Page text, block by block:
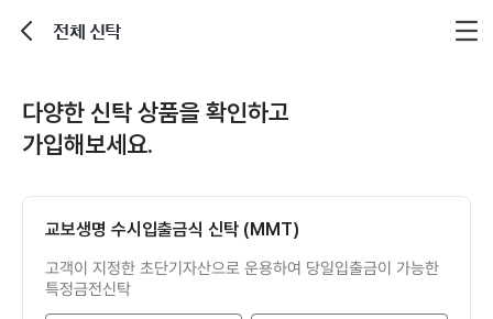
전체 신탁
다양한 신탁 상품을 확인하고
가입해보세요.
교보생명 수시입출금식 신탁 (MMT)
고객이 지정한 초단기자산으로 운용하여 당일입출금이 가능한
특정금전신탁